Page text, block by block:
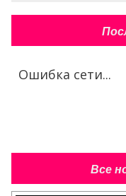
Ошибка сети...
Все